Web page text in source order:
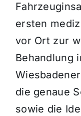
ersten
vor Ort zur
Behandlung
die genaue
sowie die